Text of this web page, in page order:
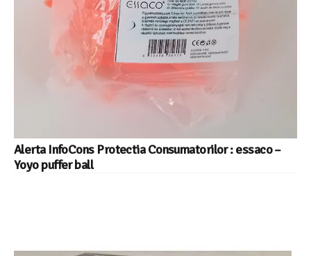
Alerta InfoCons Protectia Consumatorilor : essaco –
Yoyo puffer ball